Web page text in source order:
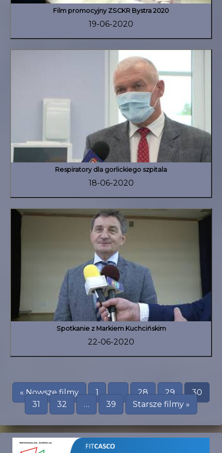
Film promocyjny ZSCKR Bystra 2020
19-06-2020
Respiratory dla gorlickiego szpitala
18-06-2020
Spotkanie z Markiem Kuchcińskim
22-06-2020
« Nowsze filmy 1 … 28 29
30
31
32 … 39 Starsze filmy »